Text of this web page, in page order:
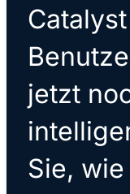
Catalyst
jetzt
Sie,